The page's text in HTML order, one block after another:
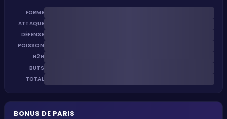
FORME
ATTAQUE
DÉFENSE
POISSON
H2H
BUTS
TOTAL
BONUS DE PARIS